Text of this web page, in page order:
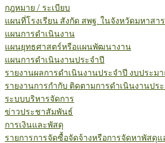
กฎหมาย / ระเบียบ
แผนที่โรงเรียน สังกัด สพฐ. ในจังหวัดมหาสา
แผนการดำเนินงาน
แผนยุทธศาสตร์หรือแผนพัฒนางาน
แผนการดำเนินงานประจำปี
รายงานผลการดำเนินงานประจำปี งบประม
รายงานการกำกับ ติดตามการดำเนินงานปร
ระบบบริหารจัดการ
ข่าวประชาสัมพันธ์
การเงินและพัสดุ
รายการการจัดซื้อจัดจ้างหรือการจัดหาพัสดุ